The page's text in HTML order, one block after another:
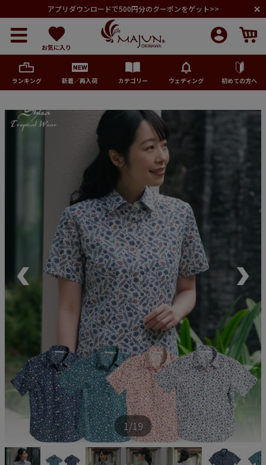
アプリダウンロードで500円分のクーポンをゲット>>
お気に入り
ランキング 新着／再入荷 カテゴリー ウェディング 初めての方へ
メンズ
ランキング
新商品
アウトレット
サイズから探す
レーベルから探す
1/19